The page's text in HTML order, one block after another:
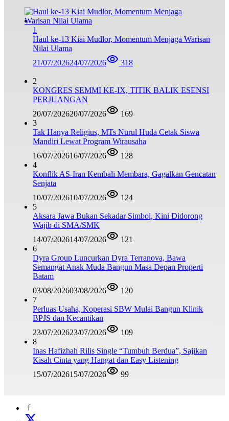
1
Haul ke-13 Kiai Mudlor, Momentum Menjaga Warisan
Nilai Ulama
21/07/202624/07/2026 318
2
KONGRES SEMMI KE-IX, TITIK BALIK ESENSI
PERJUANGAN
20/07/202620/07/2026
169
3
Tak Hanya Religius, MTs Nurul Huda Cetak Siswa
Mandiri Lewat Program Wirausaha
16/07/202616/07/2026
128
4
Konflik AS-Iran Kembali Membara, Gagalkan Gencatan
Senjata
10/07/202610/07/2026
124
5
Aksara Jawa Bukan Sekadar Simbol, Kini Didorong
Wajib di SMA/SMK
14/07/202614/07/2026
121
6
Dyra Group Luncurkan Dyra Terranova, Bawa
Semangat Anak Muda Bangun Masa Depan Properti
Batam
03/08/202603/08/2026
120
7
Perluas Usaha, Koperasi SBW Mulai Bangun Klinik
BPJS dan Kecantikan
23/07/202623/07/2026
109
8
Inas Hafizhah Rilis Single “Tumbuh Berdua”, Sajikan
Kisah Cinta yang Hangat dan Easy Listening
15/07/202615/07/2026 99